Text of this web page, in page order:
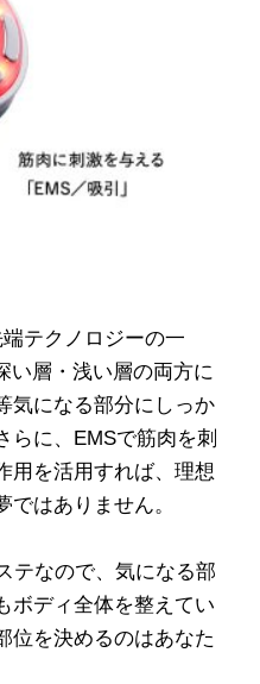
テクノロジーの一
い層・浅い層の両方に
気になる部分にしっか
らに、EMSで筋肉を刺
用を活用すれば、理想
はありません。
テなので、気になる部
ボディ全体を整えてい
位を決めるのはあなた